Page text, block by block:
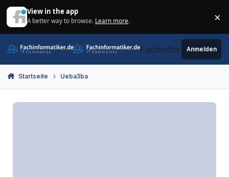
View in the app
A better way to browse. Learn more. ×
Fachinformatiker.de
Anmelden
Startseite Ueba3ba